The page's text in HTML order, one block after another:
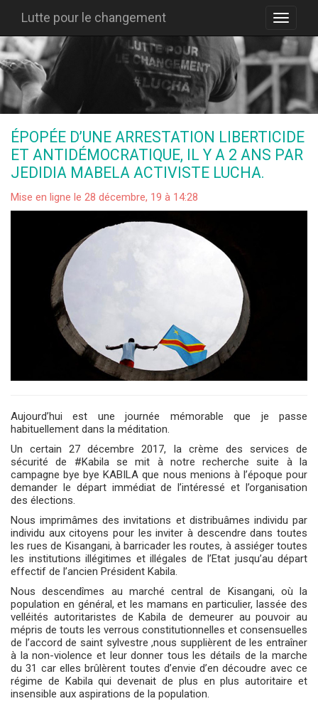
Lutte pour le changement
ÉPOPÉE D’UNE ARRESTATION LIBERTICIDE
ET ANTIDÉMOCRATIQUE, IL Y A 2 ANS PAR
JEDIDIA MABELA ACTIVISTE LUCHA.
Mise en ligne le 28 décembre, 19 à 14:28
Aujourd’hui est une journée mémorable que je passe
habituellement dans la méditation.
Un certain 27 décembre 2017, la crème des services de
sécurité de #Kabila se mit à notre recherche suite à la
campagne bye bye KABILA que nous menions à l’époque pour
demander le départ immédiat de l’intéressé et l’organisation
des élections.
Nous imprimâmes des invitations et distribuâmes individu par
individu aux citoyens pour les inviter à descendre dans toutes
les rues de Kisangani, à barricader les routes, à assiéger toutes
les institutions illégitimes et illégales de l’Etat jusqu’au départ
effectif de l’ancien Président Kabila.
Nous descendîmes au marché central de Kisangani, où la
population en général, et les mamans en particulier, lassée des
velléités autoritaristes de Kabila de demeurer au pouvoir au
mépris de touts les verrous constitutionnelles et consensuelles
de l’accord de saint sylvestre ,nous supplièrent de les entraîner
à la non-violence et leur donner tous les détails de la marche
du 31 car elles brûlèrent toutes d’envie d’en découdre avec ce
régime de Kabila qui devenait de plus en plus autoritaire et
insensible aux aspirations de la population.